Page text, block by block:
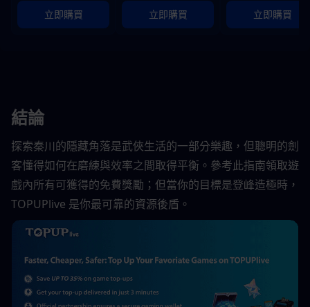
立即購買 立即購買 立即購買
結論
探索秦川的隱藏角落是武俠生活的一部分樂趣，但聰明的劍
客懂得如何在磨練與效率之間取得平衡。參考此指南領取遊
戲內所有可獲得的免費獎勵；但當你的目標是登峰造極時，
TOPUPlive 是你最可靠的資源後盾。